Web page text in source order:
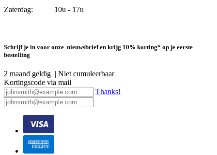
Zaterdag: 10u - 17u
Schrijf je in voor onze nieuwsbrief en krijg 10% korting* op je eerste
bestelling
2 maand geldig | Niet cumuleerbaar
Kortingscode via mail
Thanks!